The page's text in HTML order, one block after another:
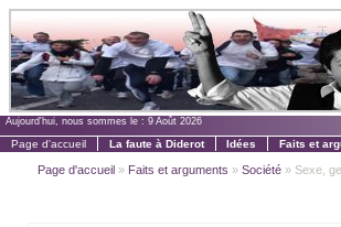
Aujourd'hui, nous sommes le : 9 Août 2026
Page d'accueil La faute à Diderot Idées Faits et
Page d'accueil » Faits et arguments »Société » Sexe,